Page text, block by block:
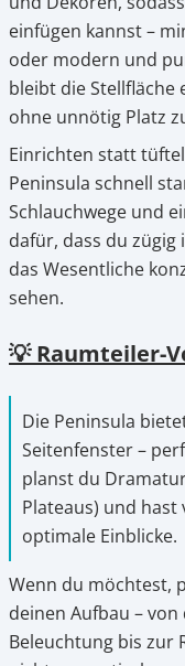
einfügen kannst –
oder modern und
bleibt die Stellfläche
ohne unnötig Platz
Einrichten statt
Peninsula schnell
Schlauchwege und
dafür, dass du zügig
das Wesentliche
sehen.
💡 Raumteiler-
Die Peninsula
Seitenfenster –
planst du
Plateaus) und
optimale Einblicke.
Wenn du möchtest,
deinen Aufbau –
Beleuchtung bis zur